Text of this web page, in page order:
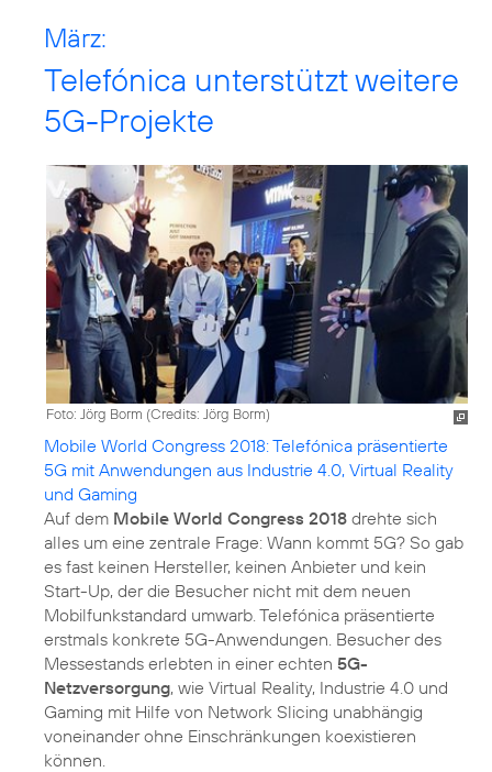
März:
Telefónica unterstützt weitere
5G-Projekte
Foto: Jörg Borm (Credits: Jörg Borm)
Mobile World Congress 2018: Telefónica präsentierte
5G mit Anwendungen aus Industrie 4.0, Virtual Reality
und Gaming
Auf dem Mobile World Congress 2018 drehte sich
alles um eine zentrale Frage: Wann kommt 5G? So gab
es fast keinen Hersteller, keinen Anbieter und kein
Start-Up, der die Besucher nicht mit dem neuen
Mobilfunkstandard umwarb. Telefónica präsentierte
erstmals konkrete 5G-Anwendungen. Besucher des
Messestands erlebten in einer echten 5G-
Netzversorgung, wie Virtual Reality, Industrie 4.0 und
Gaming mit Hilfe von Network Slicing unabhängig
voneinander ohne Einschränkungen koexistieren
können.